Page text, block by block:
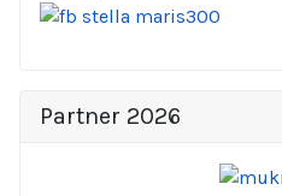
Partner 2026